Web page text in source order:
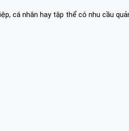
cá nhân hay tập thể có nhu cầu